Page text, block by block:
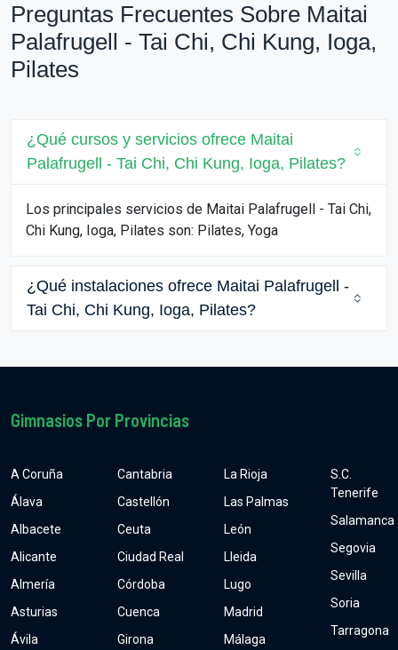
Preguntas Frecuentes Sobre Maitai
Palafrugell - Tai Chi, Chi Kung, Ioga,
Pilates
¿Qué cursos y servicios ofrece Maitai
Palafrugell - Tai Chi, Chi Kung, Ioga, Pilates?
Los principales servicios de Maitai Palafrugell - Tai Chi,
Chi Kung, Ioga, Pilates son: Pilates, Yoga
¿Qué instalaciones ofrece Maitai Palafrugell -
Tai Chi, Chi Kung, Ioga, Pilates?
Gimnasios Por Provincias
A Coruña
Álava
Albacete
Alicante
Almería
Asturias
Ávila
Cantabria
Castellón
Ceuta
Ciudad Real
Córdoba
Cuenca
Girona
La Rioja
Las Palmas
León
Lleida
Lugo
Madrid
Málaga
S.C.
Tenerife
Salamanca
Segovia
Sevilla
Soria
Tarragona